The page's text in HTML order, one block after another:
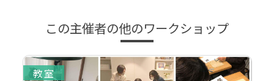
この主催者の他のワークショップ
教室